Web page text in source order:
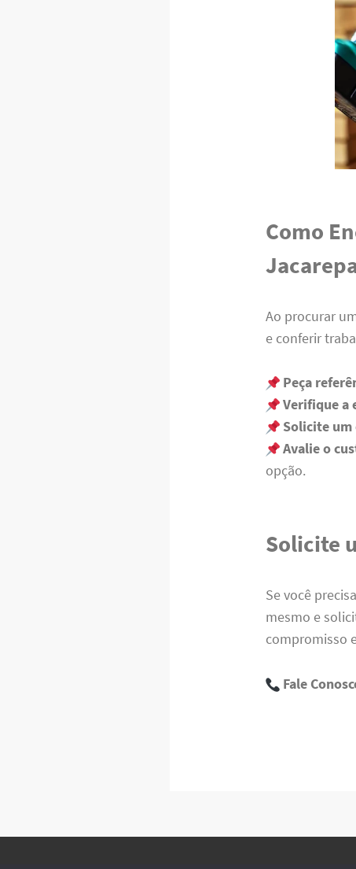
Como
Ao procurar
e conferir
Peça
Verifique a
Solicite
Avalie o
opção.
Solicite
Se você
mesmo e
compromisso
Fale